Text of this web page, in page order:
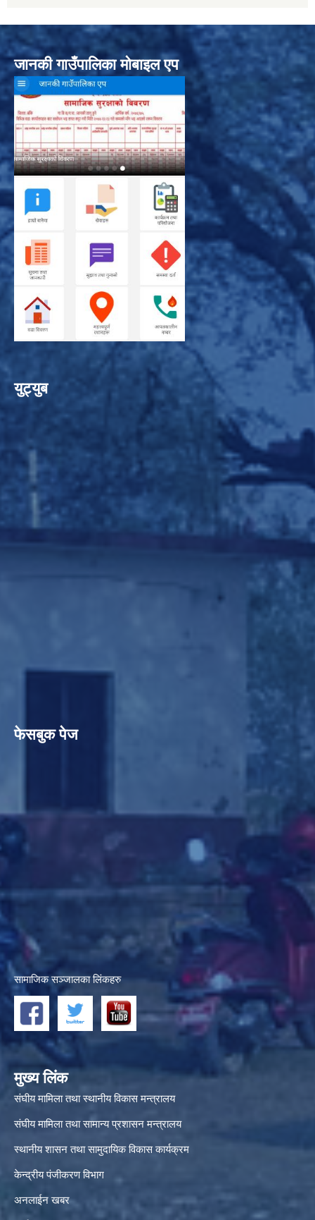
जानकी गाउँपालिका मोबाइल एप
युट्युब
फेसबुक पेज
सामाजिक सञ्जालका लिंकहरु
मुख्य लिंक
संघीय मामिला तथा स्थानीय विकास मन्त्रालय
संघीय मामिला तथा सामान्य प्रशासन मन्त्रालय
स्थानीय शासन तथा सामुदायिक विकास कार्यक्रम
केन्द्रीय पंजीकरण विभाग
अनलाईन खबर